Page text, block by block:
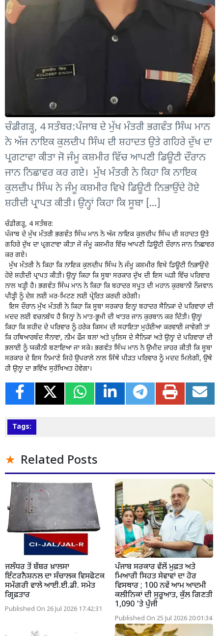
ਚੰਡੀਗੜ੍ਹ, 4 ਸਤੰਬਰ:ਪੰਜਾਬ ਦੇ ਮੁੱਖ ਮੰਤਰੀ ਭਗਵੰਤ ਸਿੰਘ ਮਾਨ
ਨੇ ਅੱਜ ਨਾਇਕ ਕੁਲਦੀਪ ਸਿੰਘ ਦੀ ਸ਼ਹਾਦਤ ਉਤੇ ਗਹਿਰੇ ਦੁੱਖ ਦਾ
ਪ੍ਰਗਟਾਵਾ ਕੀਤਾ ਜੋ ਜੰਮੂ ਕਸ਼ਮੀਰ ਵਿੱਚ ਆਪਣੀ ਡਿਊਟੀ ਦੌਰਾਨ
ਜਾਨ ਨਿਛਾਵਰ ਕਰ ਗਏ। ਮੁੱਖ ਮੰਤਰੀ ਨੇ ਕਿਹਾ ਕਿ ਨਾਇਕ
ਕੁਲਦੀਪ ਸਿੰਘ ਨੇ ਜੰਮੂ ਕਸ਼ਮੀਰ ਵਿਖੇ ਡਿਊਟੀ ਨਿਭਾਉਂਦੇ ਹੋਏ
ਸ਼ਹੀਦੀ ਪ੍ਰਾਪਤ ਕੀਤੀ। ਉਨ੍ਹਾਂ ਕਿਹਾ ਕਿ ਸੂਬਾ […]
ਚੰਡੀਗੜ੍ਹ, 4 ਸਤੰਬਰ:
ਪੰਜਾਬ ਦੇ ਮੁੱਖ ਮੰਤਰੀ ਭਗਵੰਤ ਸਿੰਘ ਮਾਨ ਨੇ ਅੱਜ ਨਾਇਕ ਕੁਲਦੀਪ ਸਿੰਘ ਦੀ ਸ਼ਹਾਦਤ ਉਤੇ
ਗਹਿਰੇ ਦੁੱਖ ਦਾ ਪ੍ਰਗਟਾਵਾ ਕੀਤਾ ਜੋ ਜੰਮੂ ਕਸ਼ਮੀਰ ਵਿੱਚ ਆਪਣੀ ਡਿਊਟੀ ਦੌਰਾਨ ਜਾਨ ਨਿਛਾਵਰ
ਕਰ ਗਏ।
ਮੁੱਖ ਮੰਤਰੀ ਨੇ ਕਿਹਾ ਕਿ ਨਾਇਕ ਕੁਲਦੀਪ ਸਿੰਘ ਨੇ ਜੰਮੂ ਕਸ਼ਮੀਰ ਵਿਖੇ ਡਿਊਟੀ ਨਿਭਾਉਂਦੇ
ਹੋਏ ਸ਼ਹੀਦੀ ਪ੍ਰਾਪਤ ਕੀਤੀ। ਉਨ੍ਹਾਂ ਕਿਹਾ ਕਿ ਸੂਬਾ ਸਰਕਾਰ ਦੁੱਖ ਦੀ ਇਸ ਘੜੀ ਵਿੱਚ ਪਰਿਵਾਰ
ਨਾਲ ਖੜ੍ਹੀ ਹੈ। ਭਗਵੰਤ ਸਿੰਘ ਮਾਨ ਨੇ ਕਿਹਾ ਕਿ ਬਹਾਦਰ ਸਪੂਤ ਦੀ ਮਹਾਨ ਕੁਰਬਾਨੀ ਨੌਜਵਾਨ
ਪੀੜ੍ਹੀ ਨੂੰ ਦੇਸ਼ ਲਈ ਮਰ-ਮਿਟਣ ਲਈ ਪ੍ਰੇਰਿਤ ਕਰਦੀ ਰਹੇਗੀ।
ਇਸ ਦੌਰਾਨ ਮੁੱਖ ਮੰਤਰੀ ਨੇ ਕਿਹਾ ਕਿ ਸੂਬਾ ਸਰਕਾਰ ਇਨ੍ਹਾਂ ਬਹਾਦਰ ਸੈਨਿਕਾਂ ਦੇ ਪਰਿਵਾਰਾਂ ਦੀ
ਮਦਦ ਲਈ ਵਚਨਬੱਧ ਹੈ ਜਿਨ੍ਹਾਂ ਨੇ ਮਾਤ-ਭੂਮੀ ਦੀ ਖਾਤਰ ਜਾਨ ਕੁਰਬਾਨ ਕਰ ਦਿੱਤੀ। ਉਨ੍ਹਾਂ
ਕਿਹਾ ਕਿ ਸ਼ਹੀਦ ਦੇ ਪਰਿਵਾਰ ਨੂੰ ਹਰੇਕ ਕਿਸਮ ਦੀ ਸਹਾਇਤਾ ਮੁਹੱਈਆ ਕਰਵਾਈ ਜਾਵੇਗੀ ਤਾਂ
ਕਿ ਹਥਿਆਰਬੰਦ ਸੈਨਾਵਾਂ, ਨੀਮ ਫੌਜ ਬਲਾਂ ਅਤੇ ਪੁਲਿਸ ਦੇ ਸੈਨਿਕਾਂ ਅਤੇ ਉਨ੍ਹਾਂ ਦੇ ਪਰਿਵਾਰਾਂ ਦੀ
ਭਲਾਈ ਨੂੰ ਯਕੀਨੀ ਬਣਾਇਆ ਜਾ ਸਕੇ। ਭਗਵੰਤ ਸਿੰਘ ਮਾਨ ਨੇ ਉਮੀਦ ਜ਼ਾਹਰ ਕੀਤੀ ਕਿ ਸੂਬਾ
ਸਰਕਾਰ ਦੇ ਇਸ ਨਿਮਾਣੇ ਜਿਹੇ ਉਪਰਾਲੇ ਨਾਲ ਜਿੱਥੇ ਪੀੜਤ ਪਰਿਵਾਰ ਨੂੰ ਮਦਦ ਮਿਲੇਗੀ, ਉਥੇ
ਹੀ ਉਨ੍ਹਾਂ ਦਾ ਭਵਿੱਖ ਸੁਰੱਖਿਅਤ ਹੋਵੇਗਾ।
Tags:
Related Posts
ਜਲੰਧਰ ਤੋਂ ਬੱਬਰ ਖ਼ਾਲਸਾ
ਇੰਟਰਨੈਸ਼ਨਲ ਦਾ ਸੰਚਾਲਕ ਵਿਸਫੋਟਕ
ਸਮੱਗਰੀ ਵਾਲੇ ਆਈ.ਈ.ਡੀ. ਸਮੇਤ
ਗ੍ਰਿਫ਼ਤਾਰ
Published On 26 Jul 2026 17:42:31
ਪੰਜਾਬ ਸਰਕਾਰ ਵੱਲੋਂ ਮੁਫ਼ਤ ਅਤੇ
ਮਿਆਰੀ ਸਿਹਤ ਸੇਵਾਵਾਂ ਦਾ ਹੋਰ
ਵਿਸਥਾਰ ; 100 ਨਵੇਂ ਆਮ ਆਦਮੀ
ਕਲੀਨਿਕਾਂ ਦੀ ਸੁਰੂਆਤ, ਕੁੱਲ ਗਿਣਤੀ
1,090 'ਤੇ ਪੁੱਜੀ
Published On 25 Jul 2026 20:01:34